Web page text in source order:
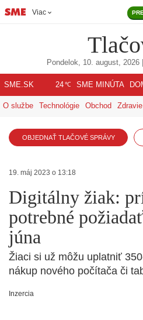
Viac
Pondelok, 10. august, 2026
SME.SK 24℃ SME MINÚTA
O službe Technológie Obchod Zdravie
OBJEDNAŤ TLAČOVÉ SPRÁVY
19. máj 2023 o 13:18
Digitálny žiak:
potrebné
júna
Žiaci si už môžu uplatniť
nákup nového počítača či
Inzercia